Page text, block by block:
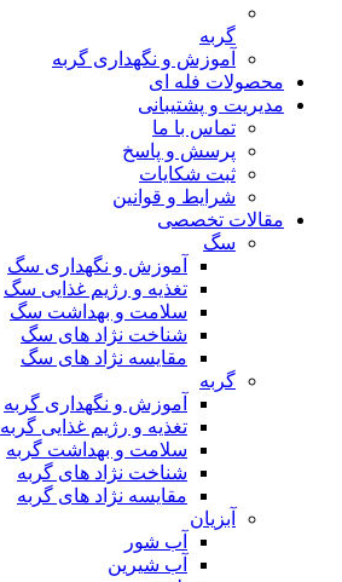
گربه
آموزش و نگهداری گربه
محصولات فله ای
مدیریت و پشتیبانی
تماس با ما
پرسش و پاسخ
ثبت شکایات
شرایط و قوانین
مقالات تخصصی
سگ
آموزش و نگهداری سگ
تغذیه و رژیم غذایی سگ
سلامت و بهداشت سگ
شناخت نژاد های سگ
مقایسه نژاد های سگ
گربه
آموزش و نگهداری گربه
تغذیه و رژیم غذایی گربه
سلامت و بهداشت گربه
شناخت نژاد های گربه
مقایسه نژاد های گربه
آبزیان
آب شور
آب شیرین